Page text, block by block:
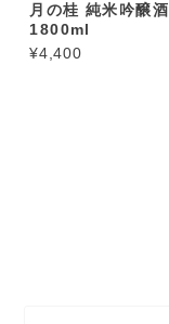
月の桂 純米吟醸酒
1800ml
¥4,400